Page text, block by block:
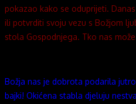
pokazao kako se oduprijeti.
ili potvrditi svoju vezu s Božjom
stola Gospodnjega. Tko nas
Božja nas je dobrota podarila
bajki! Okićena stabla djeluju